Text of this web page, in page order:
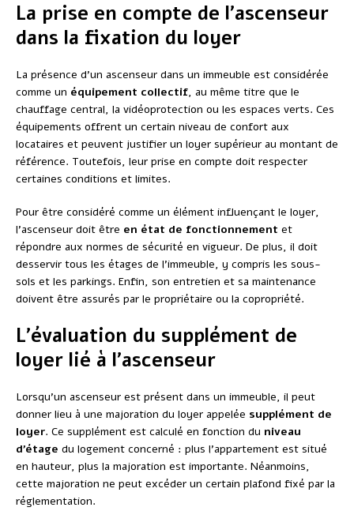
La prise en compte de l’ascenseur
dans la fixation du loyer
La présence d’un ascenseur dans un immeuble est considérée
comme un équipement collectif, au même titre que le
chauffage central, la vidéoprotection ou les espaces verts. Ces
équipements offrent un certain niveau de confort aux
locataires et peuvent justifier un loyer supérieur au montant de
référence. Toutefois, leur prise en compte doit respecter
certaines conditions et limites.
Pour être considéré comme un élément influençant le loyer,
l’ascenseur doit être en état de fonctionnement et
répondre aux normes de sécurité en vigueur. De plus, il doit
desservir tous les étages de l’immeuble, y compris les sous-
sols et les parkings. Enfin, son entretien et sa maintenance
doivent être assurés par le propriétaire ou la copropriété.
L’évaluation du supplément de
loyer lié à l’ascenseur
Lorsqu’un ascenseur est présent dans un immeuble, il peut
donner lieu à une majoration du loyer appelée supplément de
loyer. Ce supplément est calculé en fonction du niveau
d’étage du logement concerné : plus l’appartement est situé
en hauteur, plus la majoration est importante. Néanmoins,
cette majoration ne peut excéder un certain plafond fixé par la
réglementation.